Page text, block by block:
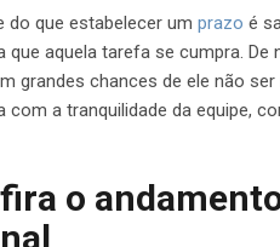
do que estabelecer um prazo é
que aquela tarefa se cumpra.
grandes chances de ele não
com a tranquilidade da equipe,
o